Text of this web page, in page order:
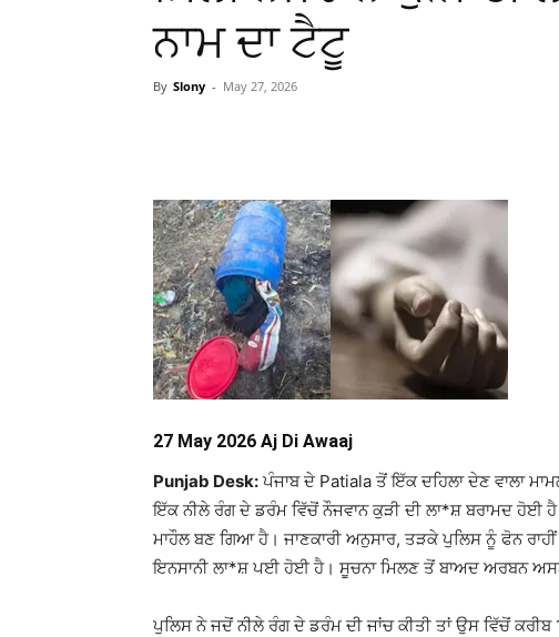
ਨਾਮ ਦਾ ਟੈਟੂ
By Slony - May 27, 2026
27 May 2026 Aj Di Awaaj
Punjab Desk: ਪੰਜਾਬ ਦੇ Patiala ਤੋਂ ਇੱਕ ਦਹਿਲਾ ਦੇਣ ਵਾਲਾ
ਇੱਕ ਨੀਲੇ ਰੰਗ ਦੇ ਡਰੰਮ ਵਿੱਚੋਂ ਨੌਜਵਾਨ ਕੁੜੀ ਦੀ ਲਾ*ਸ਼ ਬਰਾਮਦ ਹੋਈ
ਮਾਹੌਲ ਬਣ ਗਿਆ ਹੈ। ਜਾਣਕਾਰੀ ਅਨੁਸਾਰ, ਤੜਕੇ ਪੁਲਿਸ ਨੂੰ ਫੋਨ
ਇਨਸਾਨੀ ਲਾ*ਸ਼ ਪਈ ਹੋਈ ਹੈ। ਸੂਚਨਾ ਮਿਲਣ ਤੋਂ ਬਾਅਦ ਅਰਬਨ
ਪੁਲਿਸ ਨੇ ਜਦੋਂ ਨੀਲੇ ਰੰਗ ਦੇ ਡਰੰਮ ਦੀ ਜਾਂਚ ਕੀਤੀ ਤਾਂ ਉਸ ਵਿੱਚੋਂ